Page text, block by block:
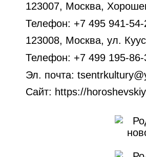
123007, Москва,
Телефон: +7 495 941‑54-
123008, Москва, ул.
Телефон: +7 499 195-86-
Эл. почта:
Сайт: https://